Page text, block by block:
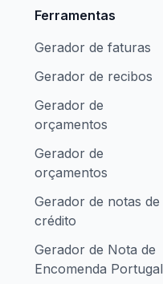
Ferramentas
Gerador de faturas
Gerador de recibos
Gerador de
orçamentos
Gerador de
orçamentos
Gerador de notas de
crédito
Gerador de Nota de
Encomenda Portugal